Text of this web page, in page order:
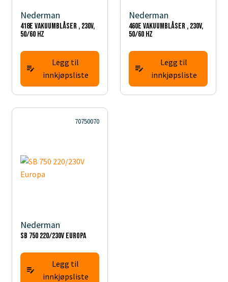
Nederman
418E Vakuumblåser , 230V,
50/60 hz
Legg til
innkjøpsliste
Nederman
460E Vakuumblåser , 230V,
50/60 hz
Legg til
innkjøpsliste
70750070
Nederman
SB 750 220/230V Europa
Legg til
innkjøpsliste